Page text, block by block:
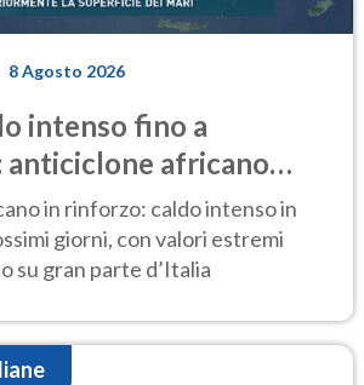
8 Agosto 2026
intenso fino a
anticiclone africano
in rinforzo: caldo intenso in
giorni, con valori estremi
su gran parte d’Italia